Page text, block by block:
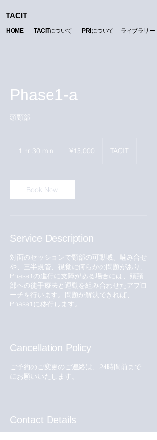
TACIT
​HOME ​TACITについて ​PRI について ​ライブラリー
Phase1-a
頭頸部
1 hr 30 min
0
m
i
¥15,000 TACIT
Book Now
Service Description
対面のセッションで頸部の可動域、噛み合せ
や、三半規管、視覚に何らかの問題があり、
Phase1の進行に支障がある場合には、頭頸
部への徒手療法と運動を組み合わせたアプロ
ーチを行います。問題が解決できれば、
Cancellation Policy
ご予約のご変更のご連絡は、24時間前まで
にお願いいたします。
Contact Details